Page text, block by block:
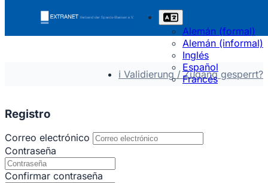
Alemán (formal)
Alemán (informal)
Inglés
Español
Francés
ℹ Validierung / Zugang gesperrt?
Registro
Correo electrónico
Contraseña
Confirmar contraseña